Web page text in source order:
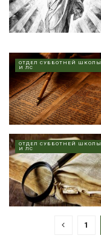
ОТДЕЛ СУББОТНЕЙ ШКОЛЫ
И ЛС
ОТДЕЛ СУББОТНЕЙ ШКОЛЫ
И ЛС
1